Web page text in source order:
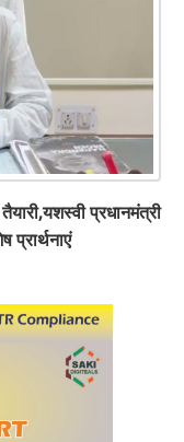
प्रधानमंत्री
प्रार्थनाएं